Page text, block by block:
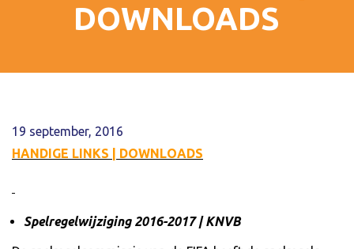
DOWNLOADS
19 september, 2016
HANDIGE LINKS | DOWNLOADS
Spelregelwijziging 2016-2017 | KNVB